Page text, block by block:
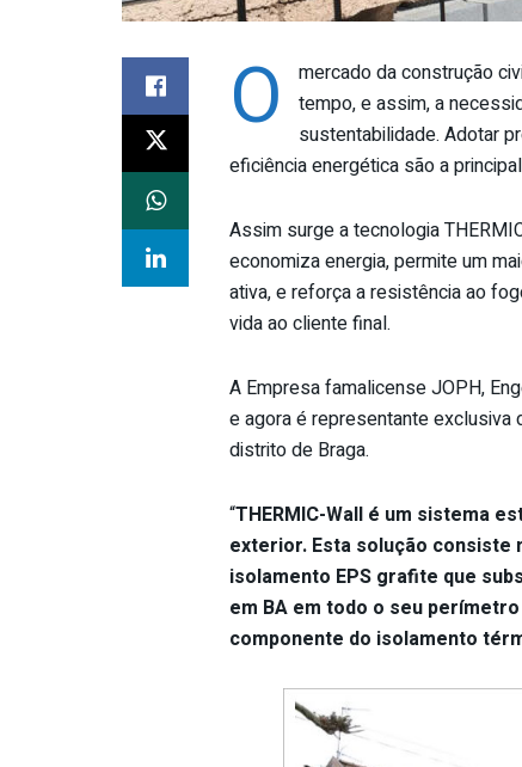
O
mercado da construção
tempo, e assim, a
sustentabilidade. Adotar
eficiência energética são a
Assim surge a tecnologia
economiza energia, permite um
ativa, e reforça a resistência ao
vida ao cliente final.
A Empresa famalicense JOPH,
e agora é representante exclusiva
distrito de Braga.
“THERMIC-Wall é um sistema
exterior. Esta solução consiste
isolamento EPS grafite que
em BA em todo o seu
componente do isolamento